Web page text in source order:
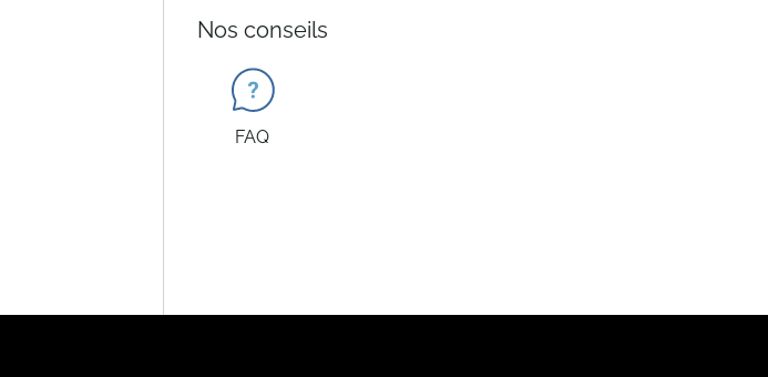
Nos conseils
FAQ